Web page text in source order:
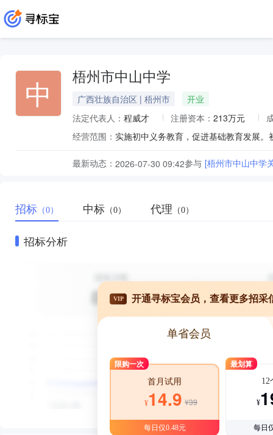
中 梧州市中山中学
广西壮族自治区 | 梧州市
开业
法定代表人： 程威才 注册资本： 213万元
经营范围： 实施初中义务教育，促进基础教育发展。
最新动态： 2026-07-30 09:42参与 [梧州市中山中学
招标 （0） 中标 （0） 代理 （0）
招标分析
VIP 开通寻标宝会员，查看更多招采
单省会员
限购一次
首月试用
¥14.9 ¥39
每日仅0.48元
最划算
12
¥
每日